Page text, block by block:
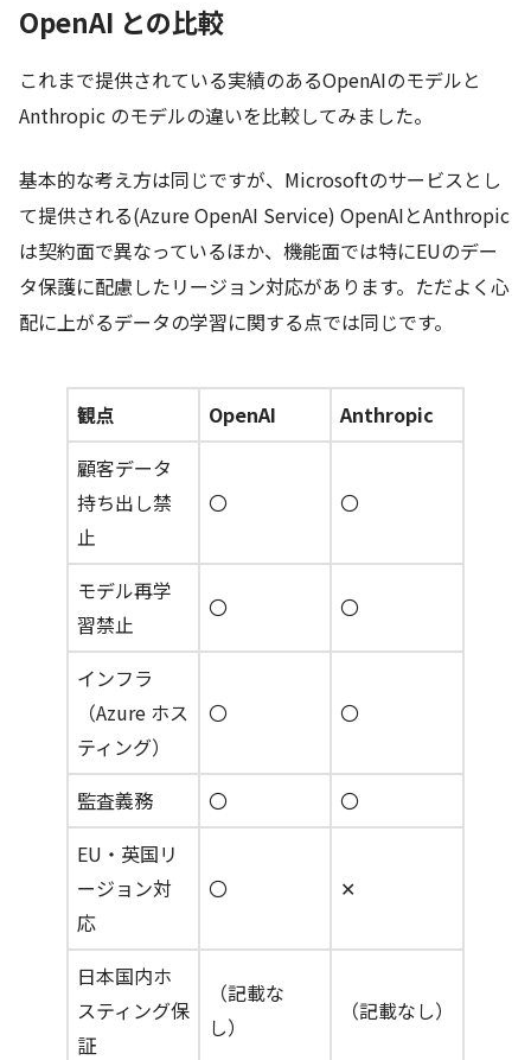
OpenAI との比較
これまで提供されている実績のあるOpenAIのモデルと
Anthropic のモデルの違いを比較してみました。
基本的な考え方は同じですが、Microsoftのサービスとし
て提供される(Azure OpenAI Service) OpenAIとAnthropic
は契約面で異なっているほか、機能面では特にEUのデー
タ保護に配慮したリージョン対応があります。ただよく心
配に上がるデータの学習に関する点では同じです。
観点 OpenAI
Anthropic
顧客データ
持ち出し禁
止
〇 〇
モデル再学
習禁止
〇 〇
インフラ
（Azure ホス
ティング）
〇 〇
監査義務 〇
〇
EU・英国リ
ージョン対
応
〇 ✕
日本国内ホ
スティング保
証
（記載な
し）
（記載なし）